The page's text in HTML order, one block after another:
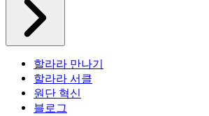
할라라 만나기
할라라 서클
원단 혁신
블로그